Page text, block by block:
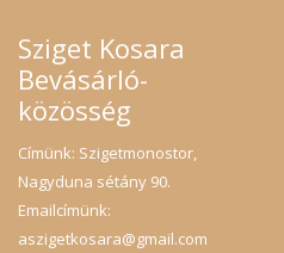
Sziget Kosara
Bevásárló-
közösség
Címünk: Szigetmonostor,
Nagyduna sétány 90.
Emailcímünk:
aszigetkosara@gmail.com